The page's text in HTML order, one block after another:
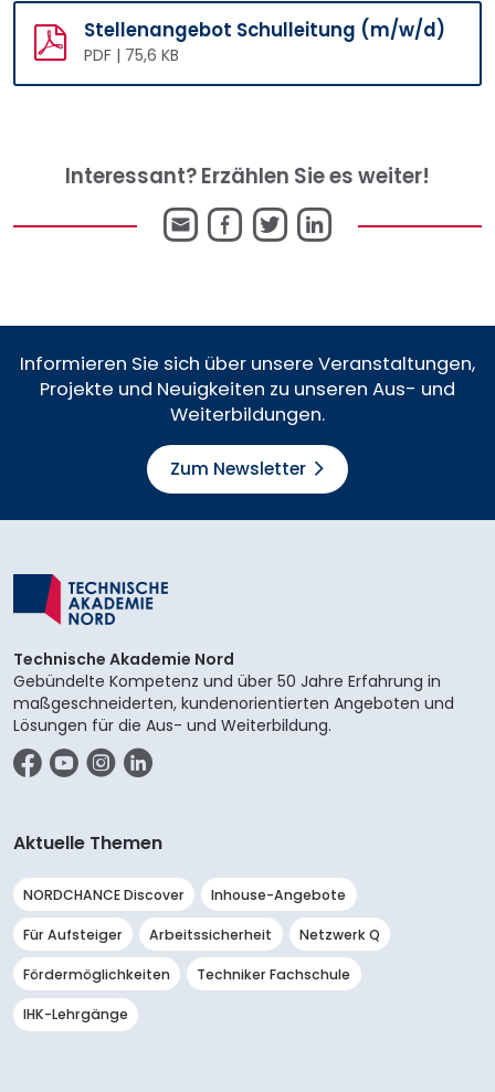
Stellenangebot Schulleitung (m/w/d)
PDF | 75,6 KB
Interessant? Erzählen Sie es weiter!
E-Facebook
Twitter
LinkedIn
Informieren Sie sich über unsere Veranstaltungen,
Projekte und Neuigkeiten zu unseren Aus- und
Weiterbildungen.
Zum Newsletter
Technische Akademie Nord
Gebündelte Kompetenz und über 50 Jahre Erfahrung in
maßgeschneiderten, kundenorientierten Angeboten und
Lösungen für die Aus- und Weiterbildung.
Aktuelle Themen
NORDCHANCE Discover Inhouse-Angebote
Für Aufsteiger Arbeitssicherheit Netzwerk Q
Fördermöglichkeiten Techniker Fachschule
IHK-Lehrgänge